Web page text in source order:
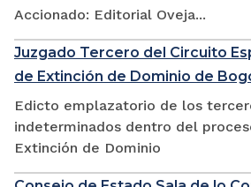
Accionado: Editorial Oveja...
Juzgado Tercero del Circuito
de Extinción de Dominio de
Edicto emplazatorio de los
indeterminados dentro del
Extinción de Dominio